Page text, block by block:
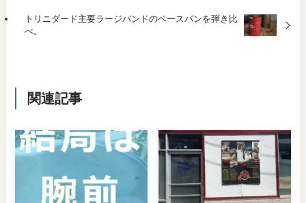
トリニダード主要ラージバンドのベースパンを弾き比
べ。
関連記事